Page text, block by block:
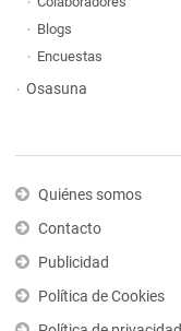
Blogs
Encuestas
Osasuna
Quiénes somos
Contacto
Publicidad
Política de Cookies